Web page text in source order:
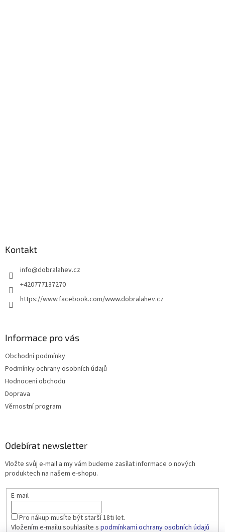
Kontakt
info@dobralahev.cz
+420777137270
https://www.facebook.com/www.dobralahev.cz
Informace pro vás
Obchodní podmínky
Podmínky ochrany osobních údajů
Hodnocení obchodu
Doprava
Věrnostní program
Odebírat newsletter
Vložte svůj e-mail a my vám budeme zasílat informace o nových
produktech na našem e-shopu.
E-mail
Pro nákup musíte být starší 18ti let.
Vložením e-mailu souhlasíte s podmínkami ochrany osobních údajů